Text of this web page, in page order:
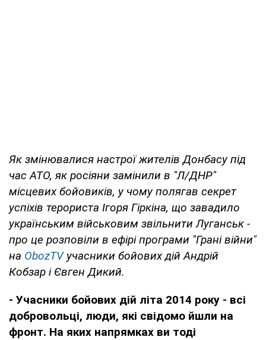
Як змінювалися настрої жителів Донбасу під
час АТО, як росіяни замінили в "Л/ДНР"
місцевих бойовиків, у чому полягав секрет
успіхів терориста Ігоря Гіркіна, що завадило
українським військовим звільнити Луганськ -
про це розповіли в ефірі програми "Грані війни"
на ObozTV учасники бойових дій Андрій
Кобзар і Євген Дикий.
- Учасники бойових дій літа 2014 року - всі
добровольці, люди, які свідомо йшли на
фронт. На яких напрямках ви тоді